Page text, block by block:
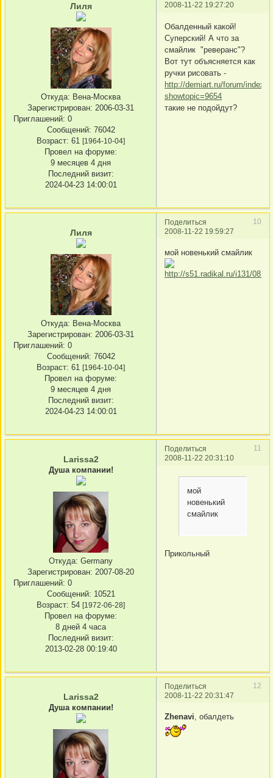
2008-11-22 19:27:20
Лиля
Откуда: Вена-Москва
Зарегистрирован: 2006-03-31
Приглашений: 0
Сообщений: 76042
Возраст: 61 [1964-10-04]
Провел на форуме:
9 месяцев 4 дня
Последний визит:
2024-04-23 14:00:01
Обалденный какой!
Суперский! А что за
смайлик "реверанс"?
Вот тут объясняется как
ручки рисовать -
http://demiart.ru/forum/
showtopic=9654
такие не подойдут?
Поделиться
10
2008-11-22 19:59:27
Лиля
Откуда: Вена-Москва
Зарегистрирован: 2006-03-31
Приглашений: 0
Сообщений: 76042
Возраст: 61 [1964-10-04]
Провел на форуме:
9 месяцев 4 дня
Последний визит:
2024-04-23 14:00:01
мой новенький смайлик
Поделиться
11
2008-11-22 20:31:10
Larissa2
Душа компании!
Откуда: Germany
Зарегистрирован: 2007-08-20
Приглашений: 0
Сообщений: 10521
Возраст: 54 [1972-06-28]
Провел на форуме:
8 дней 4 часа
Последний визит:
2013-02-28 00:19:40
мой
новенький
смайлик
Прикольный
Поделиться
12
2008-11-22 20:31:47
Larissa2
Душа компании!
Zhenavi, обалдеть